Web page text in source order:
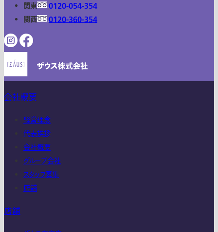
関東
0120-054-354
関西
0120-360-354
会社概要
経営理念
代表挨拶
会社概要
グループ会社
スタッフ募集
店舗
店舗